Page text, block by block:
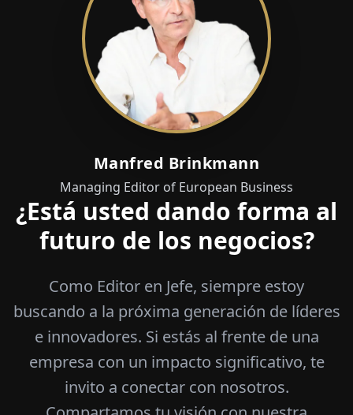
Manfred Brinkmann
Managing Editor of European Business
¿Está usted dando forma al
futuro de los negocios?
Como Editor en Jefe, siempre estoy
buscando a la próxima generación de líderes
e innovadores. Si estás al frente de una
empresa con un impacto significativo, te
invito a conectar con nosotros.